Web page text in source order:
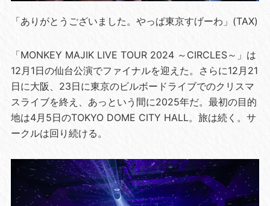
「ありがとうございました。やっぱ東京すげーわ」(TAX)
「MONKEY MAJIK LIVE TOUR 2024 ～CIRCLES～」は
12月1日の仙台公演でファイナルを迎えた。さらに12月21
日に大阪、23日に東京のビルボードライブでのクリスマ
スライブを終え、あっという間に2025年だ。最初の目的
地は4月5日のTOKYO DOME CITY HALL。旅は続く。サ
ークルは回り続ける。